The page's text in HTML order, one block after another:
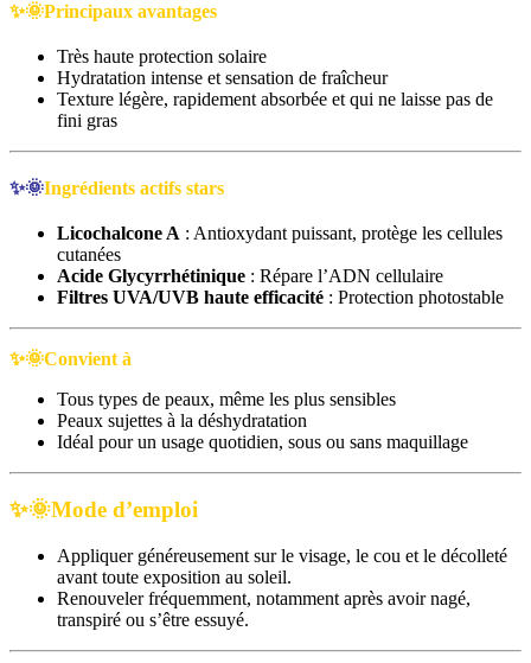
✨🌞Principaux avantages
Très haute protection solaire
Hydratation intense et sensation de fraîcheur
Texture légère, rapidement absorbée et qui ne laisse pas de
fini gras
✨🌞Ingrédients actifs stars
Licochalcone A : Antioxydant puissant, protège les cellules
cutanées
Acide Glycyrrhétinique : Répare l’ADN cellulaire
Filtres UVA/UVB haute efficacité : Protection photostable
✨🌞Convient à
Tous types de peaux, même les plus sensibles
Peaux sujettes à la déshydratation
Idéal pour un usage quotidien, sous ou sans maquillage
✨🌞Mode d’emploi
Appliquer généreusement sur le visage, le cou et le décolleté
avant toute exposition au soleil.
Renouveler fréquemment, notamment après avoir nagé,
transpiré ou s’être essuyé.